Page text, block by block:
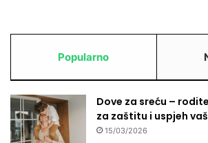
Popularno
Dove za sreću –
za zaštitu i uspjeh
15/03/2026